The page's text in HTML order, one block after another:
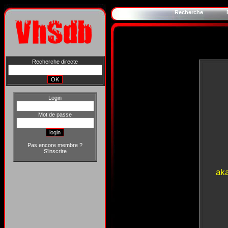
Recherche directe
Login
Mot de passe
Pas encore membre ?
S'inscrire
Recherche